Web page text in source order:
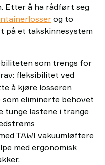
Etter å ha rådført seg
og to
på et takskinnesystem
som trengs for
fleksibilitet ved
å kjøre losseren
eliminerte behovet
tunge lastene i trange
TAWI vakuumløftere
med ergonomisk